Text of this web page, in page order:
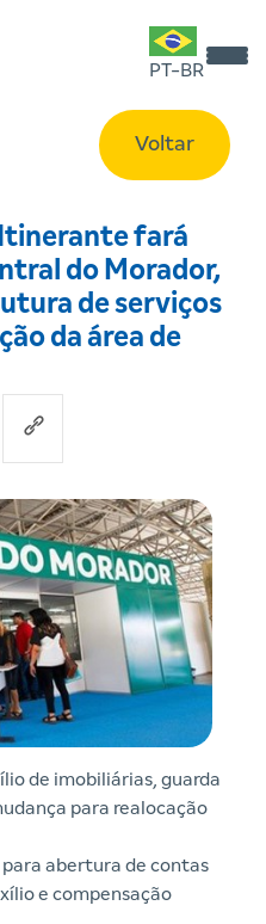
PT-BR
Voltar
fará
do Morador,
de serviços
da área de
de imobiliárias, guarda
para realocação
abertura de contas
e compensação